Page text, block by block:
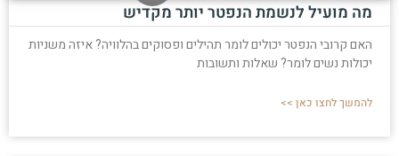
מה מועיל לנשמת הנפטר יותר מקדיש
האם קרובי הנפטר יכולים לומר תהילים ופסוקים בהלוויה? איזה משניות
יכולות נשים לומר? שאלות ותשובות
להמשך לחצו כאן >>